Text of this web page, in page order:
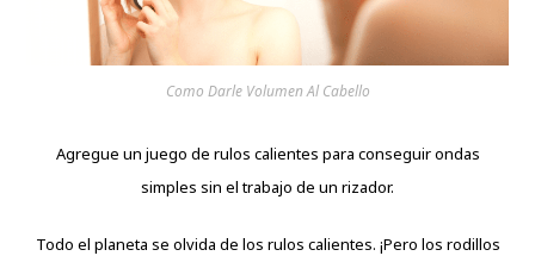
Como Darle Volumen Al Cabello
Agregue un juego de rulos calientes para conseguir ondas
simples sin el trabajo de un rizador.
Todo el planeta se olvida de los rulos calientes. ¡Pero los rodillos